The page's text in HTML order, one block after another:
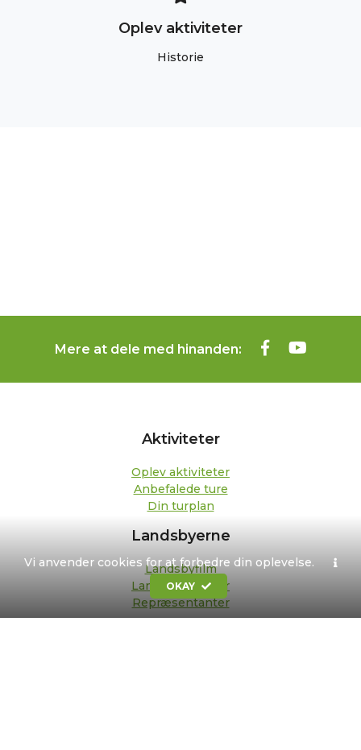
Vi anvender cookies for at forbedre din oplevelse.
OKAY
Oplev aktiviteter
Historie
Mere at dele med hinanden:
Aktiviteter
Oplev aktiviteter
Anbefalede ture
Din turplan
Landsbyerne
Landsbyfilm
Landsbypedeller
Repræsentanter